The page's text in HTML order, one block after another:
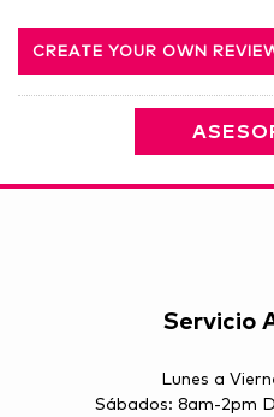
CREATE YOUR OWN
Servicio
Lunes a
Sábados: 8am-2pm